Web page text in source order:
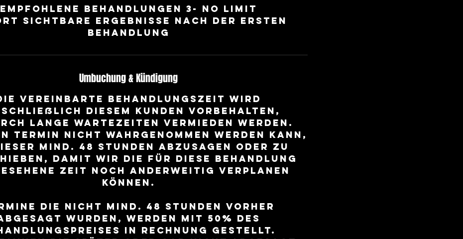
Empfohlene Behandlungen 3- no limit
sichtbare Ergebnisse nach der ersten
Behandlung
Umbuchung & Kündigung
vereinbarte Behandlungszeit wird
diesem Kunden vorbehalten,
lange Wartezeiten vermieden werden.
Termin nicht wahrgenommen werden kann,
mind. 48 Stunden abzusagen oder zu
damit wir die für diese Behandlung
Zeit noch anderweitig verplanen
können.
die nicht mind. 48 Stunden vorher
wurden, werden mit 50% des
in Rechnung gestellt.